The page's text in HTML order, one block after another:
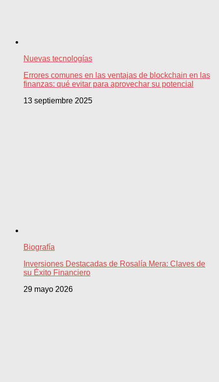
Nuevas tecnologías
Errores comunes en las ventajas de blockchain en las
finanzas: qué evitar para aprovechar su potencial
13 septiembre 2025
Biografía
Inversiones Destacadas de Rosalía Mera: Claves de
su Éxito Financiero
29 mayo 2026